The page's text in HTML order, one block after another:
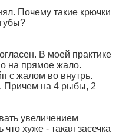
Почему такие крючки
В моей практике
на прямое жало.
с жалом во внутрь.
Причем на 4 рыбы, 2
увеличением
хуже - такая засечка